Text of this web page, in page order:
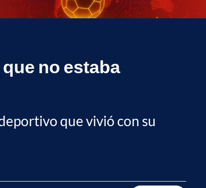
no estaba
que vivió con su